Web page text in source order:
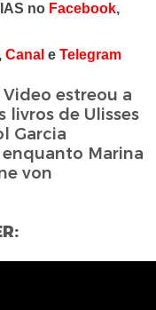
no Facebook,
,Canal eTelegram
estreou a
livros de Ulisses
Garcia
Marina
von